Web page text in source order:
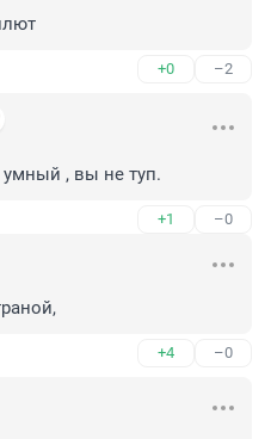
+0 –2
, вы не туп.
+1 –0
+4 –0